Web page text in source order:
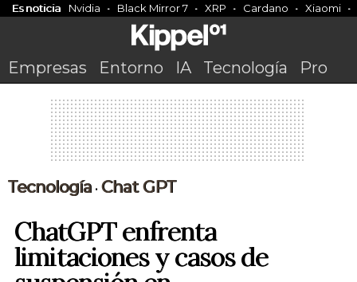
Es noticia Nvidia Black Mirror 7 XRP Cardano Xiaomi
Empresas Entorno IA Tecnología Pro
Tecnología• Chat GPT
ChatGPT enfrenta
limitaciones y casos de